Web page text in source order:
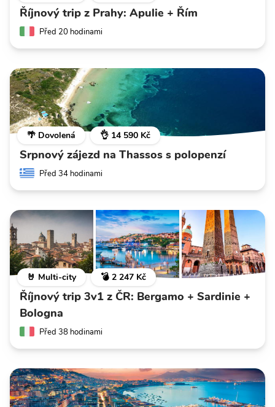
Říjnový trip z Prahy: Apulie + Řím
Před 20 hodinami
🌴 Dovolená 👌 14 590 Kč
Srpnový zájezd na Thassos s polopenzí
Před 34 hodinami
🤘 Multi-city 💣 2 247 Kč
Říjnový trip 3v1 z ČR: Bergamo + Sardinie +
Bologna
Před 38 hodinami